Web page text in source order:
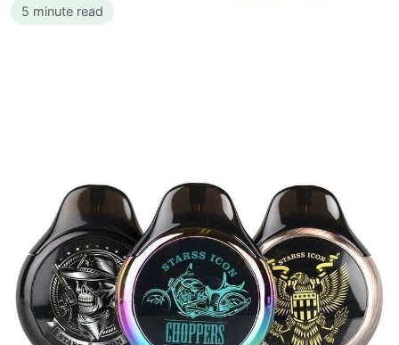
5 minute read